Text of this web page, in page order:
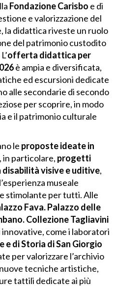
Fondazione Carisbo e di
e valorizzazione del
la didattica riveste un ruolo
del patrimonio custodito
offerta didattica per
è ampia e diversificata,
ed escursioni dedicate
alle secondarie di secondo
per scoprire, in modo
e il patrimonio culturale
le proposte ideate in
in particolare, progetti
visive e uditive,
museale
stimolante per tutti. Alle
Fava. Palazzo delle
Collezione Tagliavini
come i laboratori
e di Storia di San Giorgio
per valorizzare l’archivio
tecniche artistiche,
tattili dedicate ai più